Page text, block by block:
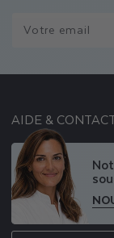
Votre email
AIDE &